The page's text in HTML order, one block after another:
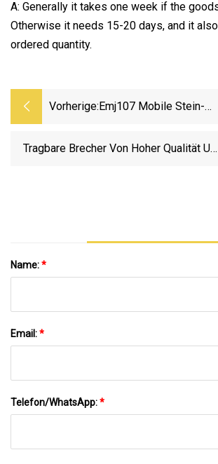
A: Generally it takes one week if the
Otherwise it needs 15-20 days, and it
ordered quantity.
Vorherige:Emj107 Mobile Stein-
Sieb- Und Recycling-
Tragbare Brecher Von Hoher Qualität Und
Name:*
Email:*
Telefon/WhatsApp:*